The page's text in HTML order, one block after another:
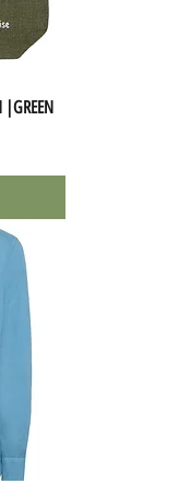
|GREEN